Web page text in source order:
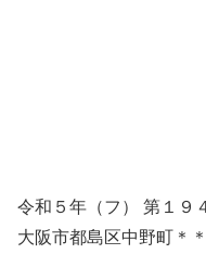
令和５年（フ） 第１９
大阪市都島区中野町＊